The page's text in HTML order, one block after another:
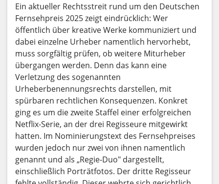
Ein aktueller Rechtsstreit rund um den Deutschen
Fernsehpreis 2025 zeigt eindrücklich: Wer
öffentlich über kreative Werke kommuniziert und
dabei einzelne Urheber namentlich hervorhebt,
muss sorgfältig prüfen, ob weitere Miturheber
übergangen werden. Denn das kann eine
Verletzung des sogenannten
Urheberbenennungsrechts darstellen, mit
spürbaren rechtlichen Konsequenzen. Konkret
ging es um die zweite Staffel einer erfolgreichen
Netflix-Serie, an der drei Regisseure mitgewirkt
hatten. Im Nominierungstext des Fernsehpreises
wurden jedoch nur zwei von ihnen namentlich
genannt und als „Regie-Duo" dargestellt,
einschließlich Porträtfotos. Der dritte Regisseur